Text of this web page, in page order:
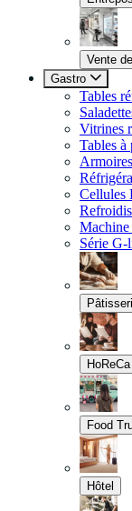
Vente
Gastro
Tables
Vitrines
Tables à
Cellules
Machine
Série G-
HoReCa
Food
Hôtel